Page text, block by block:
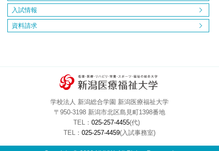
入試情報
資料請求
学校法人 新潟総合学園 新潟医療福祉大学
〒950-3198 新潟市北区島見町1398番地
TEL： 025-257-4455(代)
TEL： 025-257-4459(入試事務室)